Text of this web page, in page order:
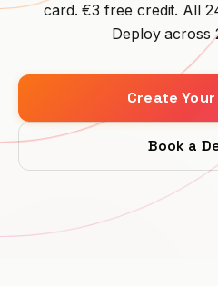
ΕΠΑΓΓΕΛΜΑΤΙΚΆ
Δικηγόρος
Φοροτεχνικός
Γραφείο τελετών
card. €3 free credit. All
Deploy across
Create
Book a